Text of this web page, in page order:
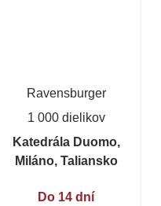
Ravensburger
1 000 dielikov
Katedrála Duomo,
Miláno, Taliansko
Do 14 dní